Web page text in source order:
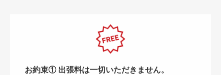
お約束① 出張料は一切いただきません。